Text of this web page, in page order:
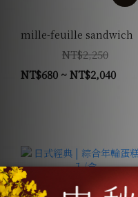
mille-feuille sandwich
NT$2,250
NT$680 ~ NT$2,040